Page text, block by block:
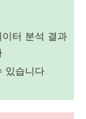
터 분석 결과
있습니다.